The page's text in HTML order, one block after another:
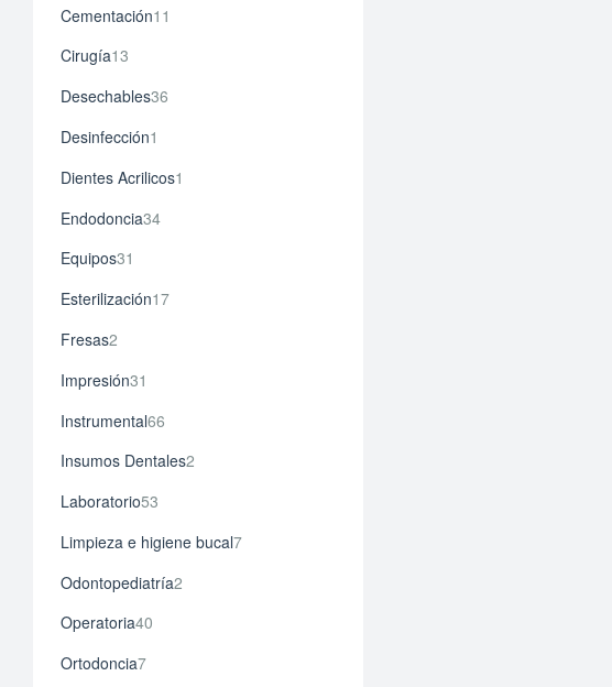
Cementación11
Cirugía13
Desechables36
Desinfección1
Dientes Acrilicos1
Endodoncia34
Equipos31
Esterilización17
Fresas2
Impresión31
Instrumental66
Insumos Dentales2
Laboratorio53
Limpieza e higiene bucal7
Odontopediatría2
Operatoria40
Ortodoncia7